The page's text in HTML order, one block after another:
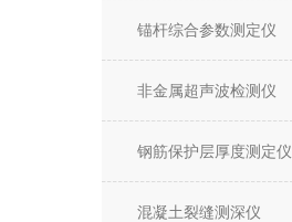
锚杆综合参数测定仪
非金属超声波检测仪
钢筋保护层厚度测定仪
混凝土裂缝测深仪